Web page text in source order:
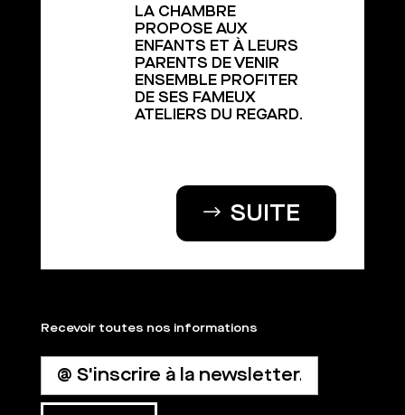
LA CHAMBRE
PROPOSE AUX
ENFANTS ET À LEURS
PARENTS DE VENIR
ENSEMBLE PROFITER
DE SES FAMEUX
ATELIERS DU REGARD.
SUITE
Recevoir toutes nos informations